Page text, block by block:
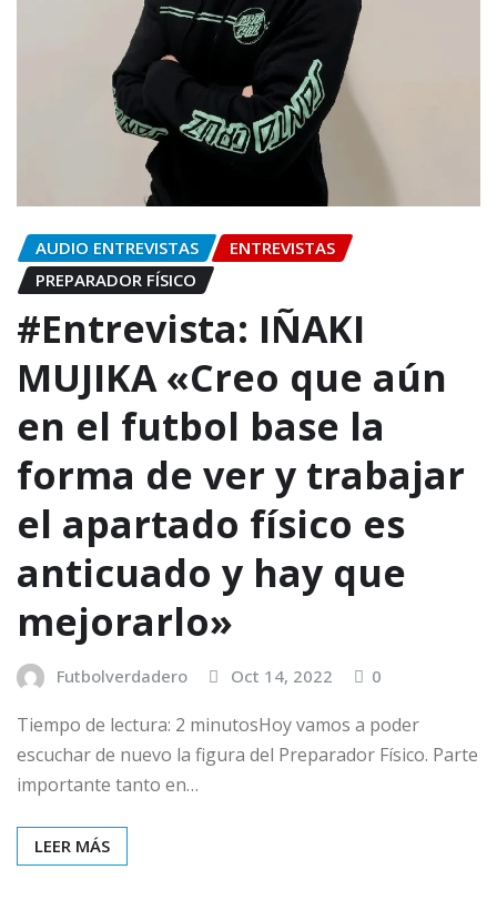
AUDIO ENTREVISTAS
ENTREVISTAS
PREPARADOR FÍSICO
#Entrevista: IÑAKI
MUJIKA «Creo que aún
en el futbol base la
forma de ver y trabajar
el apartado físico es
anticuado y hay que
mejorarlo»
Futbolverdadero Oct 14, 2022 0
Tiempo de lectura: 2 minutosHoy vamos a poder
escuchar de nuevo la figura del Preparador Físico. Parte
importante tanto en…
LEER MÁS